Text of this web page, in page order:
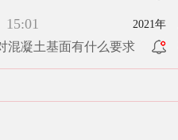
15:01 2021年
混凝土基面有什么要求